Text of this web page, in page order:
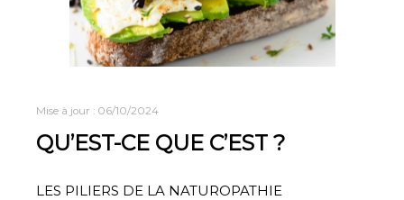
Mise à jour : 06/10/2024
QU’EST-CE QUE C’EST ?
LES PILIERS DE LA NATUROPATHIE